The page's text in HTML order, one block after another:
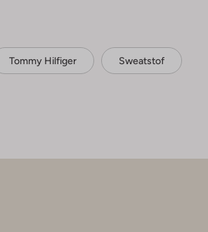
Tommy Hilfiger Sweatstof